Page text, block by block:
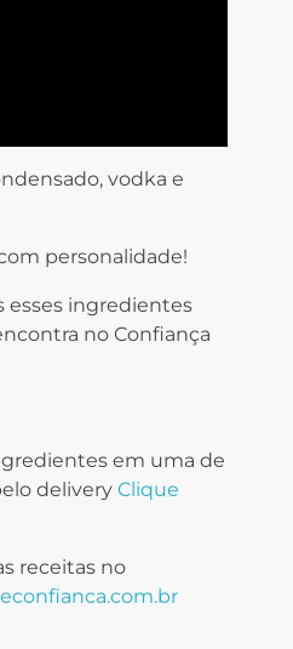
vodka e
personalidade!
esses ingredientes
no Confiança
em uma de
delivery Clique
receitas no